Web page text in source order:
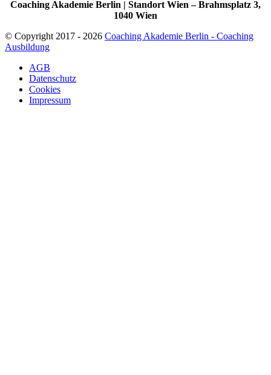
Coaching Akademie Berlin | Standort Wien – Brahmsplatz 3,
1040 Wien
© Copyright 2017 - 2026 Coaching Akademie Berlin - Coaching
Ausbildung
AGB
Datenschutz
Cookies
Impressum